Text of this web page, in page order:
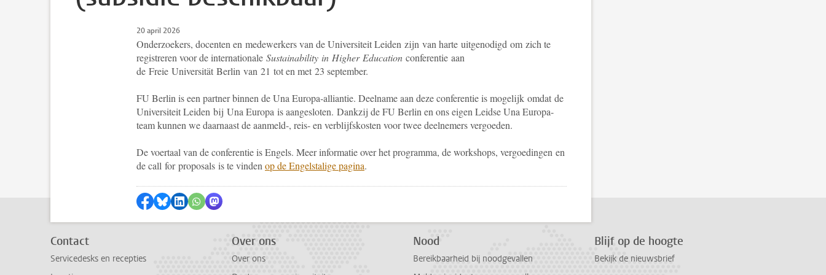
20 april 2026
Onderzoekers, docenten en medewerkers van de Universiteit Leiden zijn van harte uitgenodigd om zich te
registreren voor de internationale Sustainability in Higher Education conferentie aan
de Freie Universität Berlin van 21 tot en met 23 september.
FU Berlin is een partner binnen de Una Europa‑alliantie. Deelname aan deze conferentie is mogelijk omdat de
Universiteit Leiden bij Una Europa is aangesloten. Dankzij de FU Berlin en ons eigen Leidse Una Europa-
team kunnen we daarnaast de aanmeld-, reis- en verblijfskosten voor twee deelnemers vergoeden.
De voertaal van de conferentie is Engels. Meer informatie over het programma, de workshops, vergoedingen en
de call for proposals is te vinden op de Engelstalige pagina.
Delen op Facebook
Delen via Bluesky
Delen op LinkedIn
Delen via WhatsApp
Delen via Mastodon
Contact
Servicedesks en recepties
Over ons
Over ons
Nood
Bereikbaarheid bij noodgevallen
Blijf op de hoogte
Bekijk de nieuwsbrief